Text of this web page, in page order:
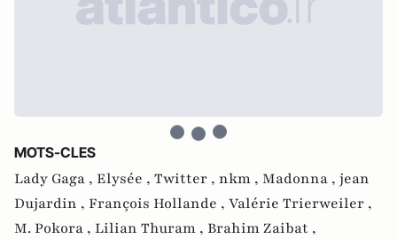
MOTS-CLES
Lady Gaga , Elysée , Twitter , nkm , Madonna , jean
Dujardin , François Hollande , Valérie Trierweiler ,
M. Pokora , Lilian Thuram , Brahim Zaibat ,